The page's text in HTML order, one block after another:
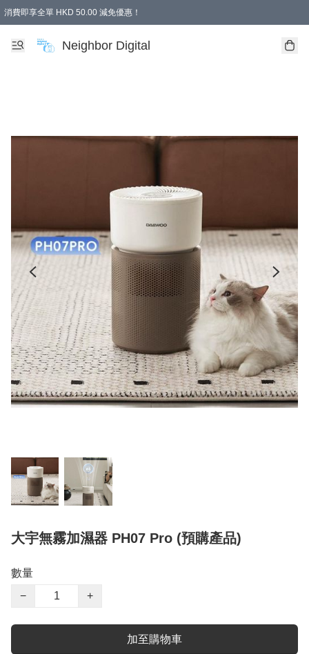
消費即享全單 HKD 50.00 減免優惠！
Neighbor Digital
大宇無霧加濕器 PH07 Pro (預購產品)
數量
−
+
加至購物車